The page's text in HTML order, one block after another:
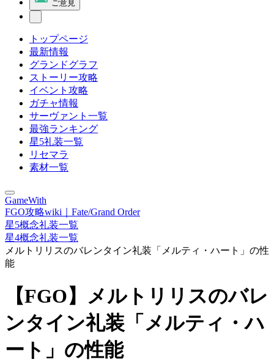
ご意見
トップページ
最新情報
グランドグラフ
ストーリー攻略
イベント攻略
ガチャ情報
サーヴァント一覧
最強ランキング
星5礼装一覧
リセマラ
素材一覧
GameWith
FGO攻略wiki｜Fate/Grand Order
星5概念礼装一覧
星4概念礼装一覧
メルトリリスのバレンタイン礼装「メルティ・ハート」の性
能
【FGO】メルトリリスのバレ
ンタイン礼装「メルティ・ハ
ート」の性能